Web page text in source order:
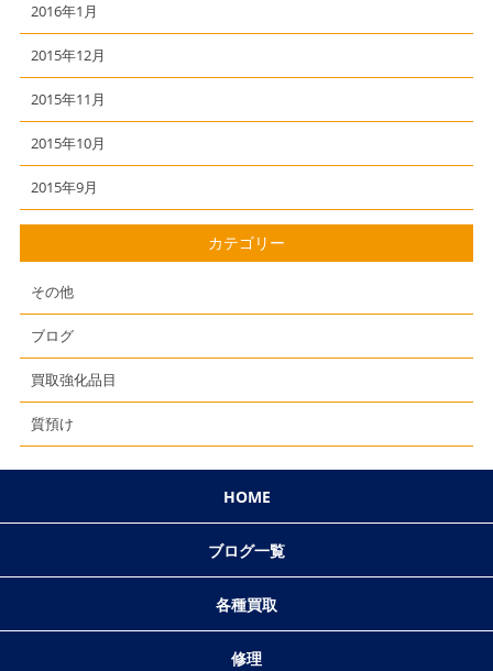
2016年1月
2015年12月
2015年11月
2015年10月
2015年9月
カテゴリー
その他
ブログ
買取強化品目
質預け
HOME
ブログ一覧
各種買取
修理